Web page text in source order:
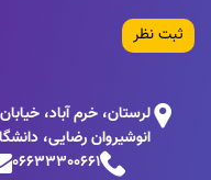
ثبت نظر
لرستان، خرم آباد،
انوشیروان رضایی،
06633300661